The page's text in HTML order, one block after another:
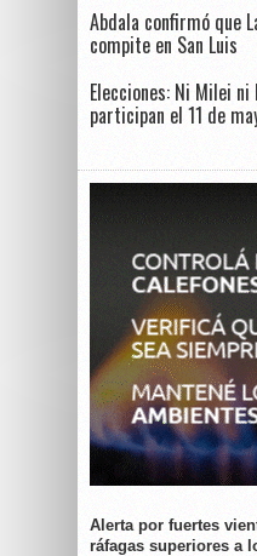
Abdala confirmó que
compite en San Luis
Elecciones: Ni Milei ni
participan el 11 de
Alerta por fuertes
ráfagas superiores a